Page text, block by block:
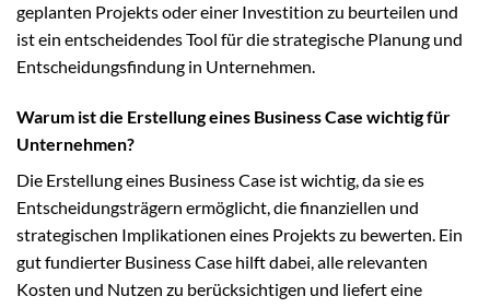
geplanten Projekts oder einer Investition zu beurteilen und
ist ein entscheidendes Tool für die strategische Planung und
Entscheidungsfindung in Unternehmen.
Warum ist die Erstellung eines Business Case wichtig für
Unternehmen?
Die Erstellung eines Business Case ist wichtig, da sie es
Entscheidungsträgern ermöglicht, die finanziellen und
strategischen Implikationen eines Projekts zu bewerten. Ein
gut fundierter Business Case hilft dabei, alle relevanten
Kosten und Nutzen zu berücksichtigen und liefert eine